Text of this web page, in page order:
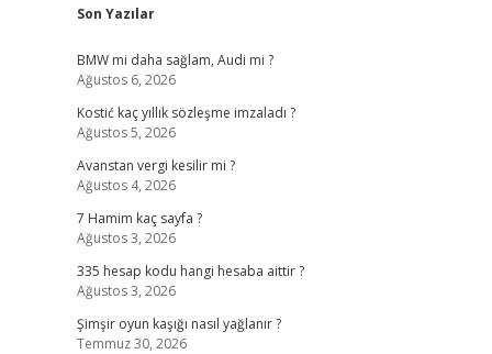
Sidebar
Son Yazılar
BMW mi daha sağlam, Audi mi ?
Ağustos 6, 2026
Kostić kaç yıllık sözleşme imzaladı ?
Ağustos 5, 2026
Avanstan vergi kesilir mi ?
Ağustos 4, 2026
7 Hamim kaç sayfa ?
Ağustos 3, 2026
335 hesap kodu hangi hesaba aittir ?
Ağustos 3, 2026
Şimşir oyun kaşığı nasıl yağlanır ?
Temmuz 30, 2026